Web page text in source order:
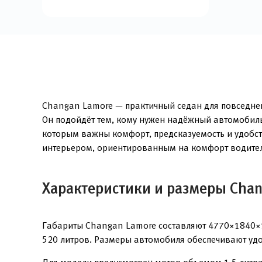
Changan Lamore — практичный седан для
Он подойдёт тем, кому нужен надёжный
которым важны комфорт, предсказуемость и
интерьером, ориентированным на комфорт
Характеристики и размеры
Габариты Changan Lamore составляют
520 литров. Размеры автомобиля обеспечивают